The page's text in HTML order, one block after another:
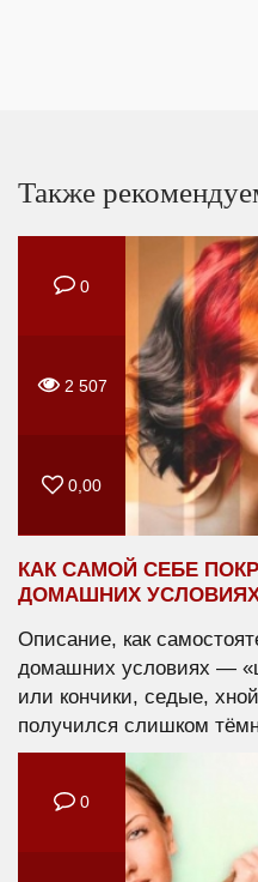
Также
0
2 507
0,00
КАК САМОЙ СЕБЕ
ДОМАШНИХ
Описание, как
домашних условиях —
или кончики, седые,
получился слишком
0